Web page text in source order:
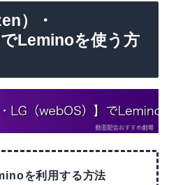
）・
Leminoを使う方
を利用する方法